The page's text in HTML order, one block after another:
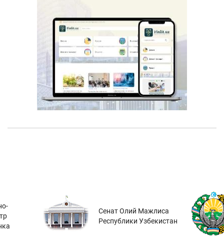
Сенат Олий Мажлиса
Республики Узбекистан